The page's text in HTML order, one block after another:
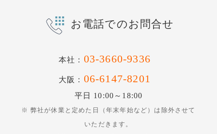
お電話でのお問合せ
本社： 03-3660-9336
大阪： 06-6147-8201
平日 10:00～18:00
※ 弊社が休業と定めた日（年末年始など）は除外させて
いただきます。